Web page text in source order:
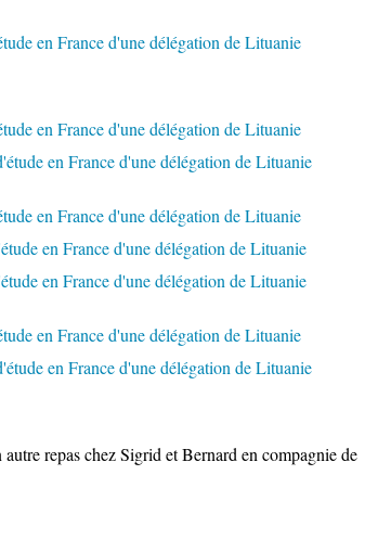
repas chez Sigrid et Bernard en compagnie de